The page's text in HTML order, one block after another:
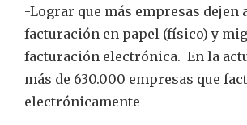
-Lograr que más empresas dejen
facturación en papel (físico) y
facturación electrónica. En la
más de 630.000 empresas que
electrónicamente